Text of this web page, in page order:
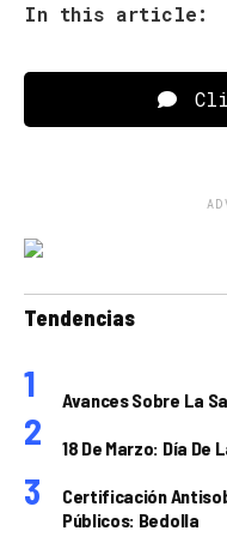
In this article:
Tendencias
Avances Sobre La
18 De Marzo: Día
Certificación
Públicos: Bedolla